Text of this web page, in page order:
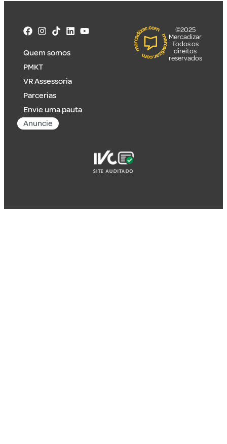
Quem somos
PMKT
VR Assessoria
Parcerias
Envie uma pauta
Anuncie
©2025
Mercadizar
Todos os
direitos
reservados